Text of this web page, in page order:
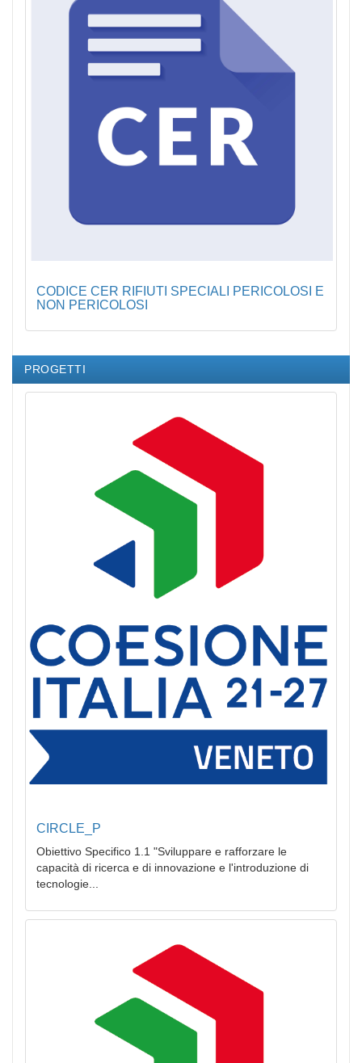
CODICE CER RIFIUTI SPECIALI PERICOLOSI E
NON PERICOLOSI
PROGETTI
CIRCLE_P
Obiettivo Specifico 1.1 "Sviluppare e rafforzare le
capacità di ricerca e di innovazione e l'introduzione di
tecnologie...